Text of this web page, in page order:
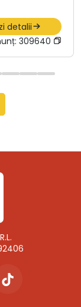
detalii
309640